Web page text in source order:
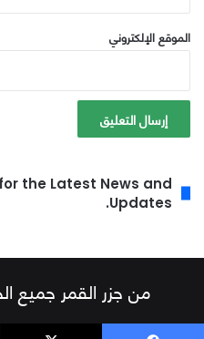
الموقع الإلكتروني
the Latest News and
Updates.
من جزر القمر جميع